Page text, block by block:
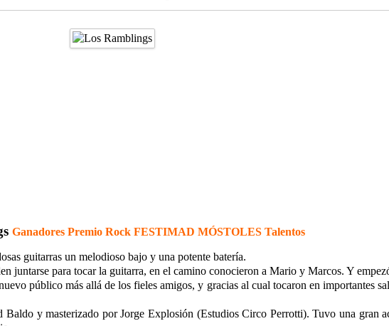
Ganadores Premio Rock FESTIMAD MÓSTOLES Talentos
guitarras un melodioso bajo y una potente batería.
juntarse para tocar la guitarra, en el camino conocieron a Mario y Marcos. Y
público más allá de los fieles amigos, y gracias al cual tocaron en importantes
y masterizado por Jorge Explosión (Estudios Circo Perrotti). Tuvo una gran